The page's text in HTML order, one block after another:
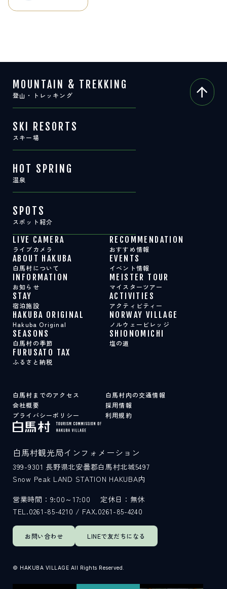
MOUNTAIN & TREKKING
登山・トレッキング
SKI RESORTS
スキー場
HOT SPRING
温泉
SPOTS
スポット紹介
LIVE CAMERA
ライブカメラ
RECOMMENDATION
おすすめ情報
ABOUT HAKUBA
白馬村について
EVENTS
イベント情報
INFORMATION
お知らせ
MEISTER TOUR
マイスターツアー
STAY
宿泊施設
ACTIVITIES
アクティビティー
HAKUBA ORIGINAL
Hakuba Original
NORWAY VILLAGE
ノルウェービレッジ
SEASONS
白馬村の季節
SHIONOMICHI
塩の道
FURUSATO TAX
ふるさと納税
白馬村までのアクセス
白馬村内の交通情報
会社概要
採用情報
プライバシーポリシー
利用規約
お問い合わせ LINEで友だちになる
白馬村観光局インフォメーション
399-9301 長野県北安曇郡白馬村北城5497
Snow Peak LAND STATION HAKUBA内
営業時間：9:00～17:00
定休日：無休
TEL.0261-85-4210 / FAX.0261-85-4240
© HAKUBA VILLAGE All Rights Reserved.